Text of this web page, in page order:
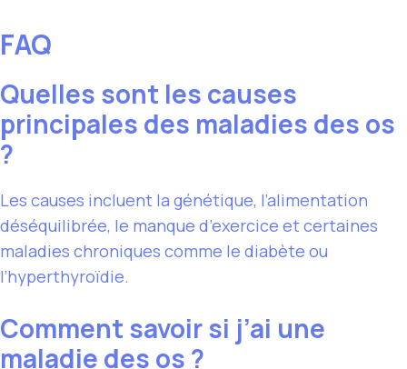
FAQ
Quelles sont les causes
principales des maladies des os
?
Les causes incluent la génétique, l’alimentation
déséquilibrée, le manque d’exercice et certaines
maladies chroniques comme le diabète ou
l’hyperthyroïdie.
Comment savoir si j’ai une
maladie des os ?